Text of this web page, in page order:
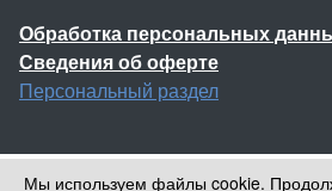
Обработка персональных
Сведения об оферте
Персональный раздел
Мы используем файлы cookie.